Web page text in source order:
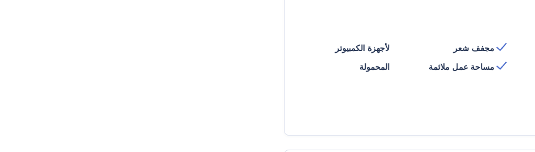
مجفف شعر
مساحة عمل ملائمة
لأجهزة الكمبيوتر
المحمولة